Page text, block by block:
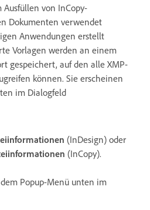
Ausfüllen von InCopy-
Dokumenten verwendet
Anwendungen erstellt
Vorlagen werden an einem
gespeichert, auf den alle XMP-
können. Sie erscheinen
im Dialogfeld
(InDesign) oder
(InCopy).
Popup-Menü unten im